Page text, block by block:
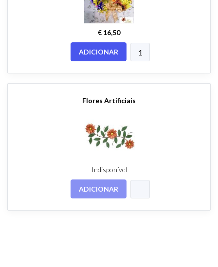
€ 16,50
ADICIONAR
Flores Artificiais
Indisponível
ADICIONAR